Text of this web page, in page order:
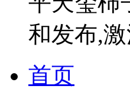
和发布,
首页